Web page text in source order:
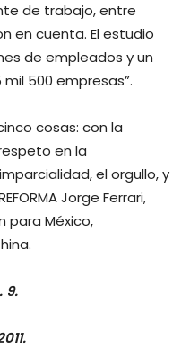
de trabajo, entre
en cuenta. El estudio
de empleados y un
500 empresas”.
cosas: con la
en la
el orgullo, y
Jorge Ferrari,
para México,
9.